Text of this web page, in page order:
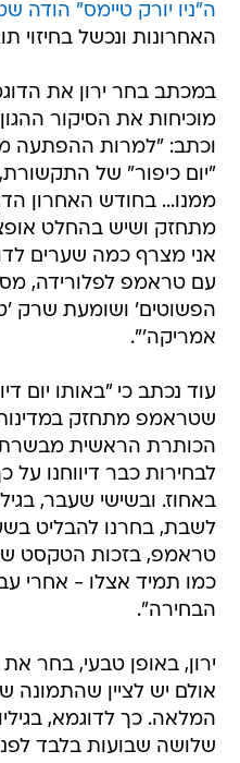
ה"ניו יורק טיימס" הודה
האחרונות ונכשל בחיזוי
במכתב בחר ירון את
מוכיחות את הסיקור
וכתב: "למרות ההפתעה
"יום כיפור" של התקשורת,
ממנו... בחודש האחרון
מתחזק ושיש בהחלט
אני מצרף כמה שערים
עם טראמפ לפלורידה,
הפשוטים' ושומעת שרק
אמריקה'".
עוד נכתב כי "באותו יום
לבחירות כבר דיווחנו על
באחוז. ובשישי שעבר,
לשבת, בחרנו להבליט
טראמפ, בזכות הטקסט
כמו תמיד אצלו - אחרי
הבחירה".
ירון, באופן טבעי, בחר
אולם יש לציין שהתמונה
שלושה שבועות בלבד